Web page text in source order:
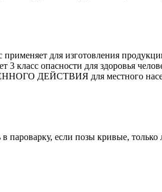
применяет для изготовления
опасности для здоровья
ДЕЙСТВИЯ для местного
пароварку, если позы кривые, только